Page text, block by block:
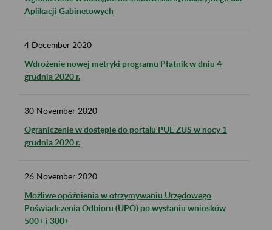
Aplikacji Gabinetowych
4 December 2020
Wdrożenie nowej metryki programu Płatnik w dniu 4
grudnia 2020 r.
30 November 2020
Ograniczenie w dostępie do portalu PUE ZUS w nocy 1
grudnia 2020 r.
26 November 2020
Możliwe opóźnienia w otrzymywaniu Urzędowego
Poświadczenia Odbioru (UPO) po wysłaniu wniosków
500+ i 300+